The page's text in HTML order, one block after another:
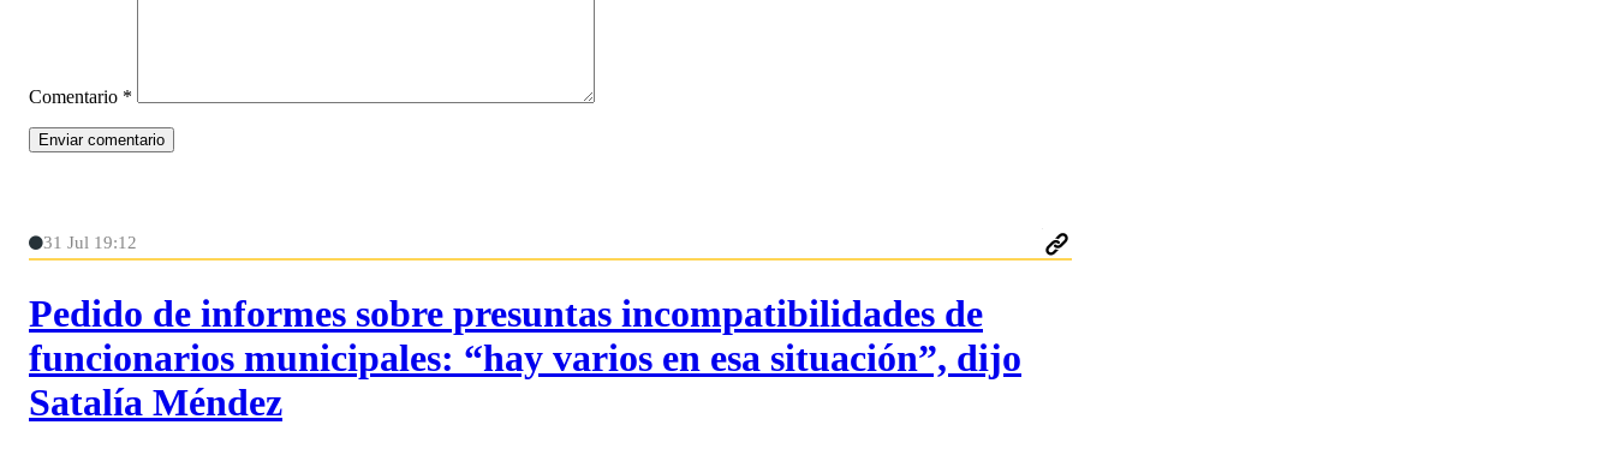
Comentario *
31 Jul 19:12
Pedido de informes sobre presuntas incompatibilidades de
funcionarios municipales: “hay varios en esa situación”, dijo
Satalía Méndez